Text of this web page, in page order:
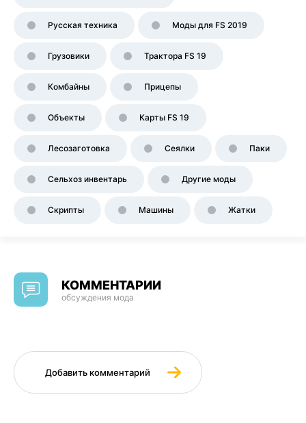
Русская техника Моды для FS 2019
Грузовики Трактора FS 19
Комбайны Прицепы
Объекты Карты FS 19
Лесозаготовка Сеялки Паки
Сельхоз инвентарь Другие моды
Скрипты Машины Жатки
КОММЕНТАРИИ
обсуждения мода
Добавить комментарий